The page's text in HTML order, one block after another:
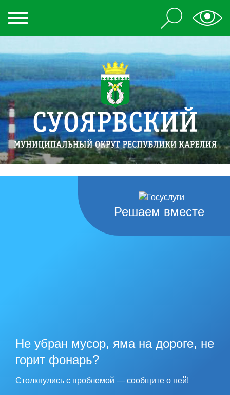
Решаем вместе
Не убран мусор, яма на дороге, не
горит фонарь?
Столкнулись с проблемой — сообщите о ней!